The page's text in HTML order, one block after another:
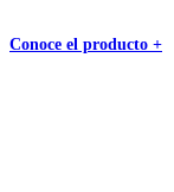
Conoce el producto +